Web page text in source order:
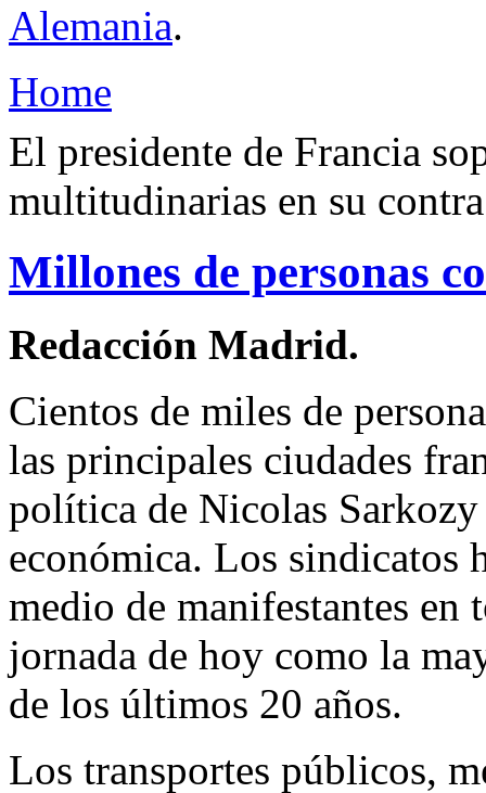
Alemania.
Home
El presidente de Francia
multitudinarias en su
Millones de personas
Redacción Madrid.
Cientos de miles de
las principales ciudades
política de Nicolas
económica. Los sindicatos
medio de manifestantes en
jornada de hoy como la
de los últimos 20 años.
Los transportes públicos,